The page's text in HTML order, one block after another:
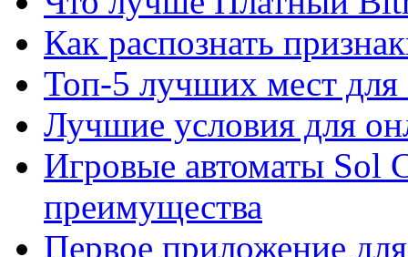
Как распознать
Топ-5 лучших мест для
Лучшие условия для
Игровые автоматы Sol
преимущества
Первое приложение